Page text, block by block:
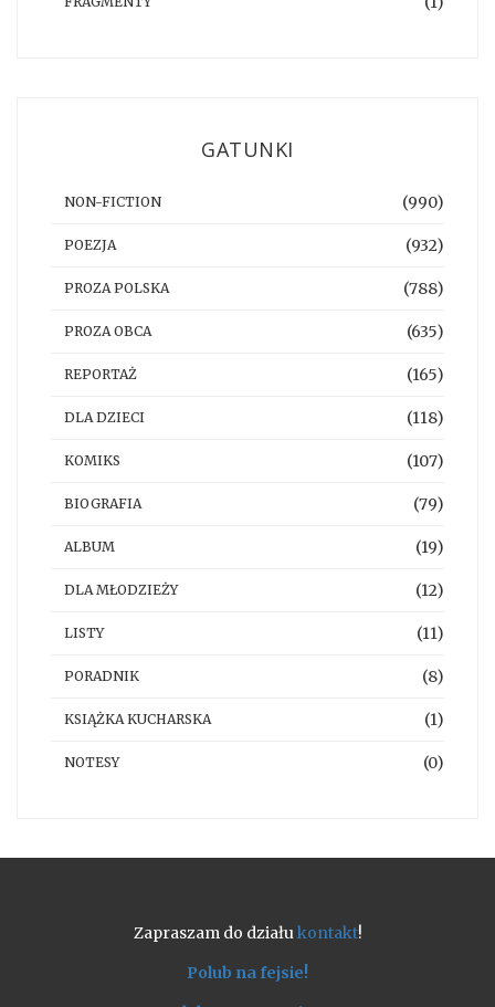
GATUNKI
NON-FICTION (990)
POEZJA (932)
PROZA POLSKA (788)
PROZA OBCA (635)
REPORTAŻ (165)
DLA DZIECI (118)
KOMIKS (107)
BIOGRAFIA (79)
ALBUM (19)
DLA MŁODZIEŻY (12)
LISTY (11)
PORADNIK (8)
KSIĄŻKA KUCHARSKA (1)
NOTESY (0)
Zapraszam do działukontakt!
Polub na fejsie!